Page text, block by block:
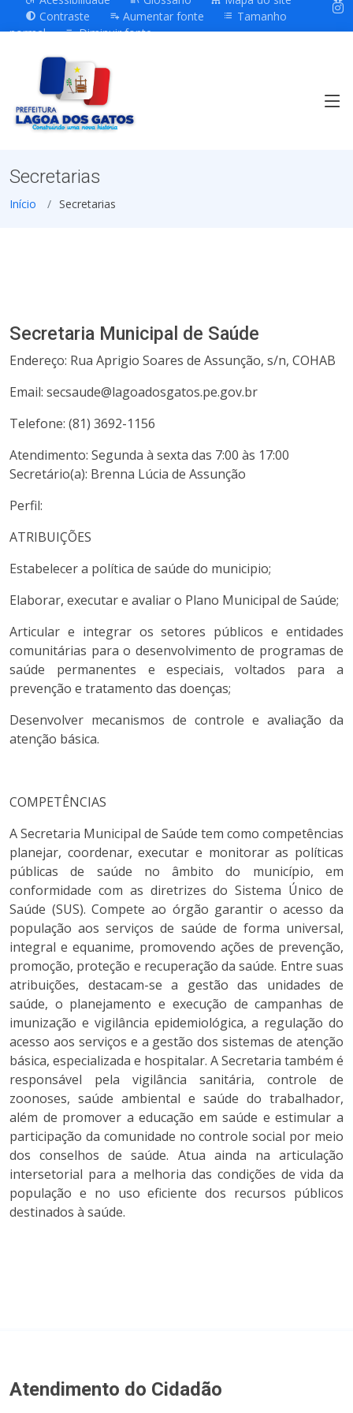
Contraste
Aumentar fonte
Tamanho
normal
Diminuir fonte
Secretarias
Início Secretarias
Secretaria Municipal de Saúde
Endereço: Rua Aprigio Soares de Assunção, s/n, COHAB
Email: secsaude@lagoadosgatos.pe.gov.br
Telefone: (81) 3692-1156
Atendimento: Segunda à sexta das 7:00 às 17:00
Secretário(a): Brenna Lúcia de Assunção
Perfil:
ATRIBUIÇÕES
Estabelecer a política de saúde do municipio;
Elaborar, executar e avaliar o Plano Municipal de Saúde;
Articular e integrar os setores públicos e entidades
comunitárias para o desenvolvimento de programas de
saúde permanentes e especiais, voltados para a
prevenção e tratamento das doenças;
Desenvolver mecanismos de controle e avaliação da
atenção básica.
COMPETÊNCIAS
A Secretaria Municipal de Saúde tem como competências
planejar, coordenar, executar e monitorar as políticas
públicas de saúde no âmbito do município, em
conformidade com as diretrizes do Sistema Único de
Saúde (SUS). Compete ao órgão garantir o acesso da
população aos serviços de saúde de forma universal,
integral e equanime, promovendo ações de prevenção,
promoção, proteção e recuperação da saúde. Entre suas
atribuições, destacam-se a gestão das unidades de
saúde, o planejamento e execução de campanhas de
imunização e vigilância epidemiológica, a regulação do
acesso aos serviços e a gestão dos sistemas de atenção
básica, especializada e hospitalar. A Secretaria também é
responsável pela vigilância sanitária, controle de
zoonoses, saúde ambiental e saúde do trabalhador,
além de promover a educação em saúde e estimular a
participação da comunidade no controle social por meio
dos conselhos de saúde. Atua ainda na articulação
intersetorial para a melhoria das condições de vida da
população e no uso eficiente dos recursos públicos
destinados à saúde.
Atendimento do Cidadão